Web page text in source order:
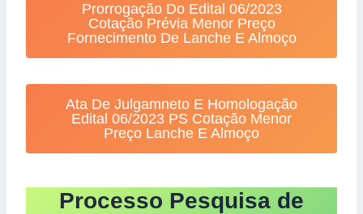
Prorrogação Do Edital 06/2023
Cotação Prévia Menor Preço
Fornecimento De Lanche E Almoço
Ata De Julgamneto E Homologação
Edital 06/2023 PS Cotação Menor
Preço Lanche E Almoço
Processo Pesquisa de